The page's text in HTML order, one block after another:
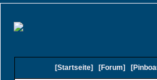
[Startseite] [Forum] [